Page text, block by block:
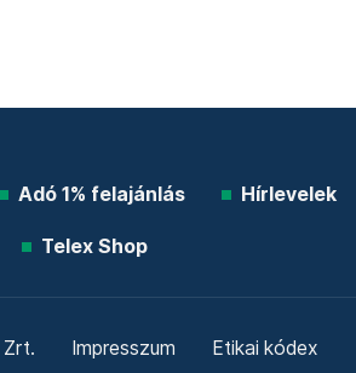
Adó 1% felajánlás Hírlevelek
Telex Shop
Impresszum Etikai kódex